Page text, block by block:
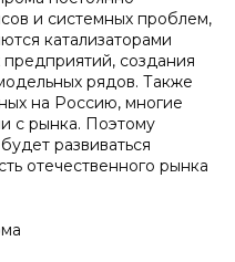
и системных проблем,
катализаторами
создания
рядов. Также
на Россию, многие
с рынка. Поэтому
развиваться
отечественного рынка